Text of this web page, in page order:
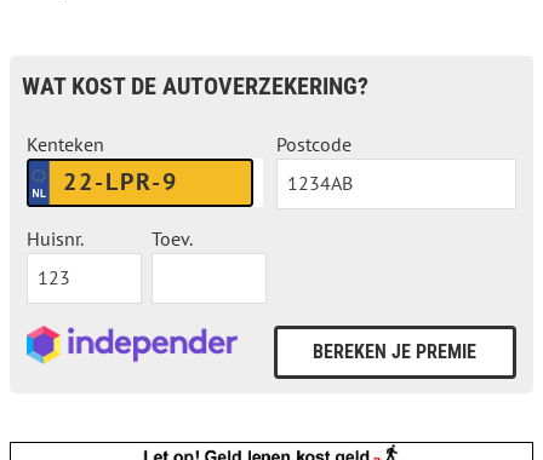
WAT KOST DE AUTOVERZEKERING?
Kenteken Postcode
Huisnr. Toev.